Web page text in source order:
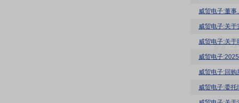
威贸电子:董
威贸电子:关
威贸电子:关
威贸电子
威贸电子:回
威贸电子:委